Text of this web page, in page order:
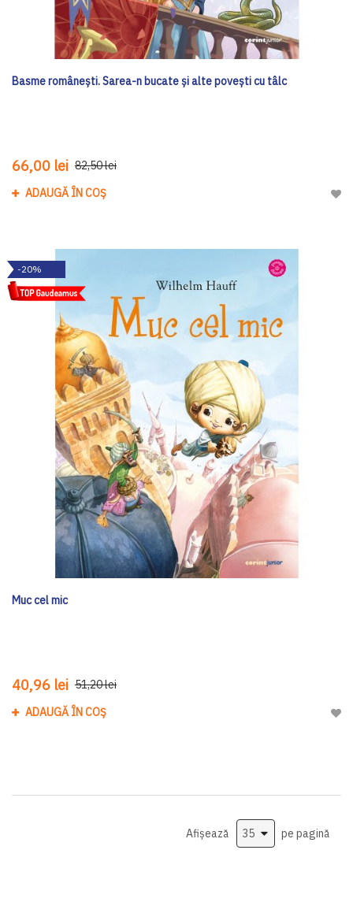
Basme românești. Sarea-n bucate și alte povești cu tâlc
66,00 lei 82,50 lei
ADAUGĂ ÎN COȘ
-20%
Muc cel mic
40,96 lei 51,20 lei
ADAUGĂ ÎN COȘ
Afișează pe pagină